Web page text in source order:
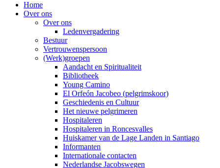
Home
Over ons
Over ons
Ledenvergadering
Bestuur
Vertrouwenspersoon
(Werk)groepen
Aandacht en Spiritualiteit
Bibliotheek
Young Camino
El Orfeón Jacobeo (pelgrimskoor)
Geschiedenis en Cultuur
Het nieuwe pelgrimeren
Hospitaleren
Hospitaleren in Roncesvalles
Huiskamer van de Lage Landen in Santiago
Informanten
Internationale contacten
Nederlandse Jacobswegen